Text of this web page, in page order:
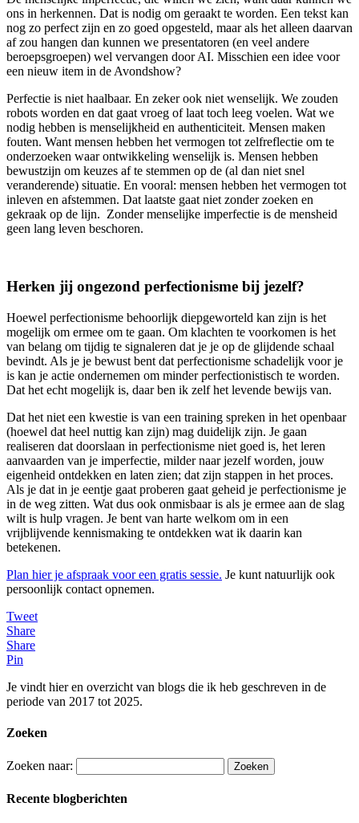
ons in herkennen. Dat is nodig om geraakt te worden. Een tekst kan
nog zo perfect zijn en zo goed opgesteld, maar als het alleen daarvan
af zou hangen dan kunnen we presentatoren (en veel andere
beroepsgroepen) wel vervangen door AI. Misschien een idee voor
een nieuw item in de Avondshow?
Perfectie is niet haalbaar. En zeker ook niet wenselijk. We zouden
robots worden en dat gaat vroeg of laat toch leeg voelen. Wat we
nodig hebben is menselijkheid en authenticiteit. Mensen maken
fouten. Want mensen hebben het vermogen tot zelfreflectie om te
onderzoeken waar ontwikkeling wenselijk is. Mensen hebben
bewustzijn om keuzes af te stemmen op de (al dan niet snel
veranderende) situatie. En vooral: mensen hebben het vermogen tot
inleven en afstemmen. Dat laatste gaat niet zonder zoeken en
gekraak op de lijn. Zonder menselijke imperfectie is de mensheid
geen lang leven beschoren.
Herken jij ongezond perfectionisme bij jezelf?
Hoewel perfectionisme behoorlijk diepgeworteld kan zijn is het
mogelijk om ermee om te gaan. Om klachten te voorkomen is het
van belang om tijdig te signaleren dat je je op de glijdende schaal
bevindt. Als je je bewust bent dat perfectionisme schadelijk voor je
is kan je actie ondernemen om minder perfectionistisch te worden.
Dat het echt mogelijk is, daar ben ik zelf het levende bewijs van.
Dat het niet een kwestie is van een training spreken in het openbaar
(hoewel dat heel nuttig kan zijn) mag duidelijk zijn. Je gaan
realiseren dat doorslaan in perfectionisme niet goed is, het leren
aanvaarden van je imperfectie, milder naar jezelf worden, jouw
eigenheid ontdekken en laten zien; dat zijn stappen in het proces.
Als je dat in je eentje gaat proberen gaat geheid je perfectionisme je
in de weg zitten. Wat dus ook onmisbaar is als je ermee aan de slag
wilt is hulp vragen. Je bent van harte welkom om in een
vrijblijvende kennismaking te ontdekken wat ik daarin kan
betekenen.
Plan hier je afspraak voor een gratis sessie. Je kunt natuurlijk ook
persoonlijk contact opnemen.
Tweet
Share
Share
Pin
Je vindt hier en overzicht van blogs die ik heb geschreven in de
periode van 2017 tot 2025.
Zoeken
Zoeken naar:
Recente blogberichten